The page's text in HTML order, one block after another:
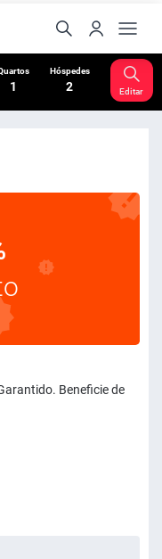
1
Hóspedes
2 Editar
Beneficie de